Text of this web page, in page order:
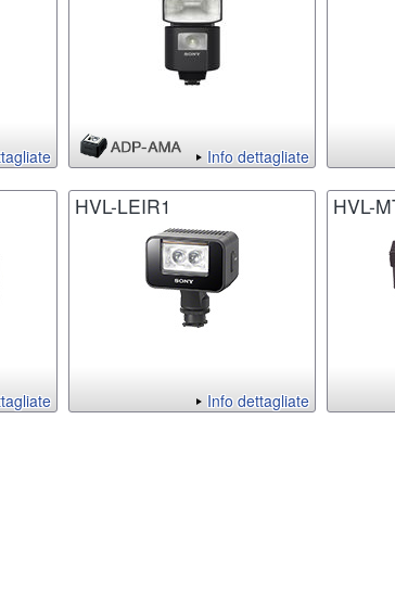
Info dettagliate
HVL-LEIR1
Info dettagliate
HVL-